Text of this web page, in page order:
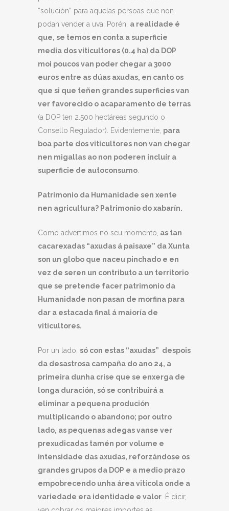
“solución” para aquelas persoas que non
podan vender a uva. Porén, a realidade é
que, se temos en conta a superficie
media dos viticultores (0.4 ha) da DOP
moi poucos van poder chegar a 3000
euros entre as dúas axudas, en canto os
que si que teñen grandes superficies van
ver favorecido o acaparamento de terras
(a DOP ten 2.500 hectáreas segundo o
Consello Regulador). Evidentemente, para
boa parte dos viticultores non van chegar
nen migallas ao non poderen incluír a
superficie de autoconsumo
Patrimonio da Humanidade sen xente
nen agricultura? Patrimonio do xabarín.
Como advertimos no seu momento, as tan
cacarexadas “axudas á paisaxe” da Xunta
son un globo que naceu pinchado e en
vez de seren un contributo a un territorio
que se pretende facer patrimonio da
Humanidade non pasan de morfina para
dar a estacada final á maioría de
viticultores.
Por un lado, só con estas “axudas” despois
da desastrosa campaña do ano 24, a
primeira dunha crise que se enxerga de
longa duración, só se contribuirá a
eliminar a pequena produción
multiplicando o abandono; por outro
lado, as pequenas adegas vanse ver
prexudicadas tamén por volume e
intensidade das axudas, reforzándose os
grandes grupos da DOP e a medio prazo
empobrecendo unha área vitícola onde a
variedade era identidade e valor . É dicir,